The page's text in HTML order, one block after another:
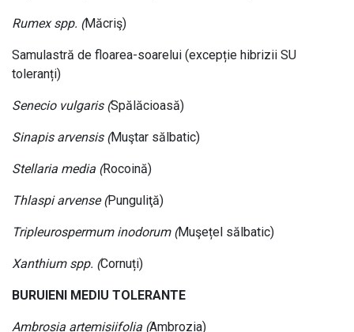
Rumex spp. (Măcriş)
Samulastră de floarea-soarelui (excepție hibrizii SU
toleranți)
Senecio vulgaris (Spălăcioasă)
Sinapis arvensis (Muştar sălbatic)
Stellaria media (Rocoină)
Thlaspi arvense (Punguliţă)
Tripleurospermum inodorum (Muşețel sălbatic)
Xanthium spp. (Cornuți)
BURUIENI MEDIU TOLERANTE
Ambrosia artemisiifolia (Ambrozia)